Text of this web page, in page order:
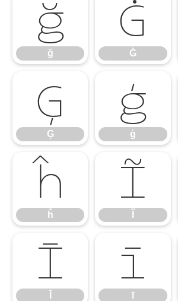
ğ
ğ
Ġ
Ġ
Ģ
Ģ
ģ
ģ
ĥ
ĥ
Ĩ
Ī ī
ī